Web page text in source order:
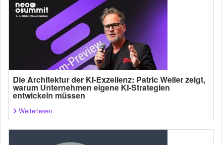
Die Architektur der KI-Exzellenz: Patric Weiler zeigt,
warum Unternehmen eigene KI-Strategien
entwickeln müssen
Weiterlesen